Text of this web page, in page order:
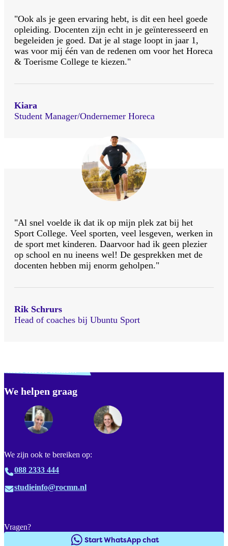
"Ook als je geen ervaring hebt, is dit een heel goede
opleiding. Docenten zijn echt in je geïnteresseerd en
begeleiden je goed. Dat je al stage loopt in jaar 1,
was voor mij één van de redenen om voor het Horeca
& Toerisme College te kiezen."
Kiara
Student Manager/Ondernemer Horeca
"Al snel voelde ik dat ik op mijn plek zat bij het
Sport College. Veel sporten, veel lesgeven, werken in
de sport met kinderen. Daarvoor had ik geen plezier
op school en nu ineens wel! De gesprekken met de
docenten hebben mij enorm geholpen."
Rik Schrurs
Head of coaches bij Ubuntu Sport
We helpen graag
We zijn ook te bereiken op:
088 2333 444
studieinfo@rocmn.nl
Vragen?
Start WhatsApp chat
Footer